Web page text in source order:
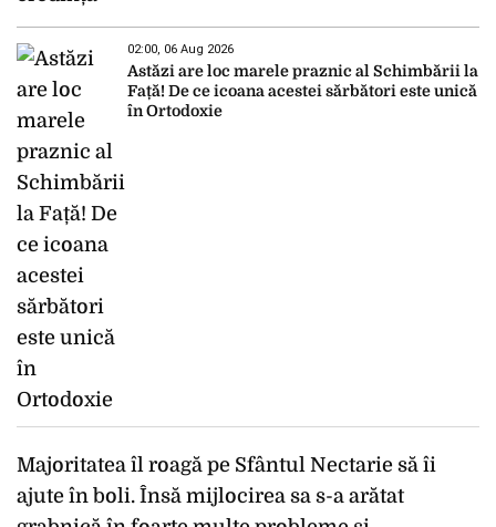
02:00, 06 Aug 2026
Astăzi are loc marele praznic al Schimbării la
Față! De ce icoana acestei sărbători este unică
în Ortodoxie
Majoritatea îl roagă pe Sfântul Nectarie să îi
ajute în boli. Însă mijlocirea sa s-a arătat